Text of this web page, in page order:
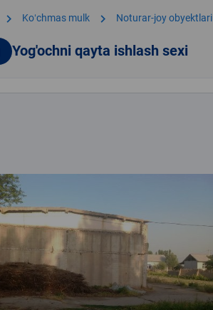
chevron_right Koʻchmas mulk chevron_right Noturar-joy obyektlari
Yog'ochni qayta ishlash sexi